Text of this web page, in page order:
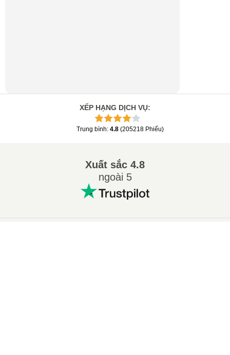
XẾP HẠNG DỊCH VỤ:
Trung bình: 4.8 (205218 Phiếu)
Xuất sắc 4.8
ngoài 5